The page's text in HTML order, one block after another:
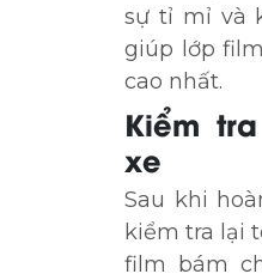
sự tỉ mỉ và
giúp lớp
cao nhất.
Kiểm
xe
Sau khi
kiểm tra lại
film bám